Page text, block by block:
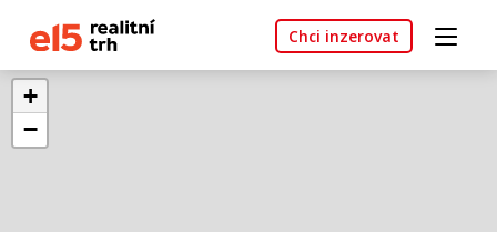
Chci inzerovat
+
−